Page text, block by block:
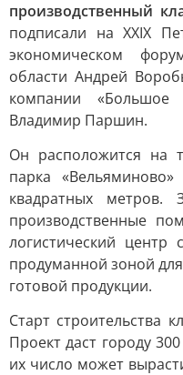
производственный
подписали на XXIX
экономическом
области Андрей
компании «Большое
Владимир Паршин.
Он расположится на
парка
квадратных метров.
производственные
логистический
продуманной зоной
готовой продукции.
Старт строительства
Проект даст городу
их число может